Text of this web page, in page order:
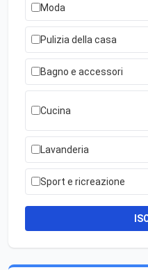
Moda
Pulizia della casa
Bagno e accessori
Cucina
Lavanderia
Sport e ricreazione